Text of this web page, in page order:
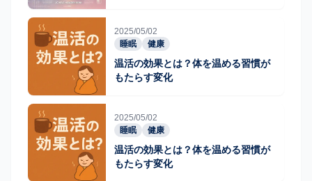
2025/05/02
睡眠
健康
温活の効果とは？体を温める習慣が
もたらす変化
2025/05/02
睡眠
健康
温活の効果とは？体を温める習慣が
もたらす変化